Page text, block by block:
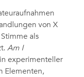
von X
als
Am I
experimenteller
Elementen,